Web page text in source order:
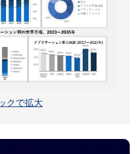
クで拡大